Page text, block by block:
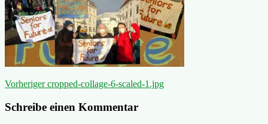
Beitragsnavigation
Vorheriger Vorheriger
cropped-collage-6-scaled-1.jpg
Schreibe einen Kommentar